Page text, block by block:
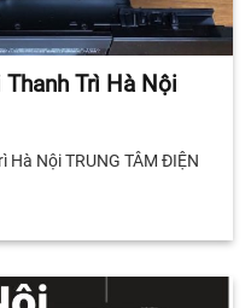
Trì Hà Nội
Nội TRUNG TÂM ĐIỆN